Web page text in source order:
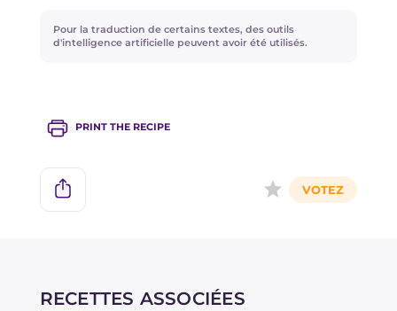
Pour la traduction de certains textes, des outils
d'intelligence artificielle peuvent avoir été utilisés.
PRINT THE RECIPE
RECETTES ASSOCIÉES